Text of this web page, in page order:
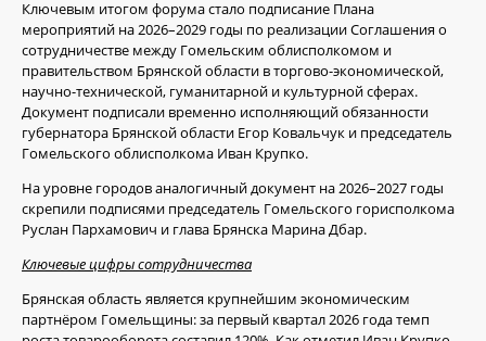
Ключевым итогом форума стало подписание Плана
мероприятий на 2026–2029 годы по реализации Соглашения о
сотрудничестве между Гомельским облисполкомом и
правительством Брянской области в торгово-экономической,
научно-технической, гуманитарной и культурной сферах.
Документ подписали временно исполняющий обязанности
губернатора Брянской области Егор Ковальчук и председатель
Гомельского облисполкома Иван Крупко.
На уровне городов аналогичный документ на 2026–2027 годы
скрепили подписями председатель Гомельского горисполкома
Руслан Пархамович и глава Брянска Марина Дбар.
Ключевые цифры сотрудничества
Брянская область является крупнейшим экономическим
партнёром Гомельщины: за первый квартал 2026 года темп